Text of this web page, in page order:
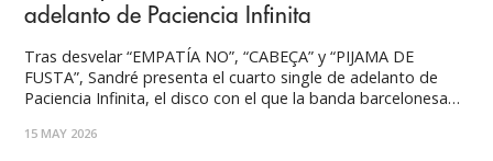
adelanto de Paciencia Infinita
Tras desvelar “EMPATÍA NO”, “CABEÇA” y “PIJAMA DE
FUSTA”, Sandré presenta el cuarto single de adelanto de
Paciencia Infinita, el disco con el que la banda barcelonesa
más abierta y tan imprevisible como siempre. Si buena parte
15 MAY 2026